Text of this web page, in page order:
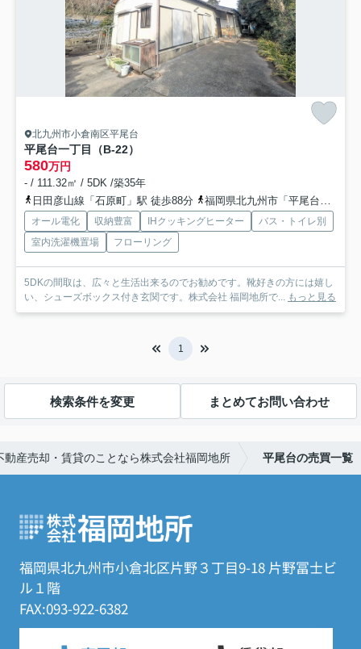
北九州市小倉南区平尾台
平尾台一丁目（B-22）
580万円
- / 111.32㎡ / 5DK /築35年
日田彦山線「石原町」駅 徒歩88分
福岡県北九州市「平尾台自然の郷」バス停下車 徒歩6分
オール電化 収納豊富 IHクッキングヒーター
バス・トイレ別
室内洗濯機置場
フローリング
5DKの間取は、広々と生活出来るのでお勧めです。靴好きの方には嬉し
い、シューズボックス付き玄関です。株式会社 福岡地所で... もっと見る
1
検索条件を変更 まとめてお問い合わせ
動産売却・賃貸のことなら株式会社福岡地所 平尾台の売買一覧
福岡県北九州市小倉北区片野３丁目9-18 片野冨士ビ
ル１階
FAX:093-922-6382